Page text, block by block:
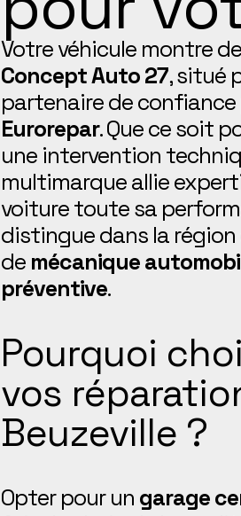
Votre véhicule montre
Concept Auto 27, situé
partenaire de confiance
Eurorepar. Que ce soit
une intervention
multimarque allie
voiture toute sa
distingue dans la
de mécanique
préventive.
Pourquoi
vos
Beuzeville ?
Opter pour un garage